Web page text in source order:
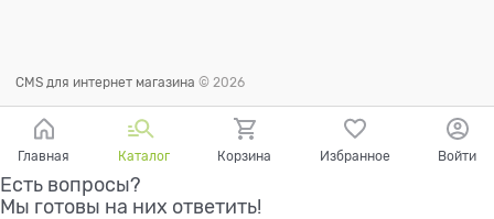
CMS для интернет магазина © 2026
Главная Каталог Корзина Избранное Войти
Есть вопросы?
Мы готовы на них ответить!